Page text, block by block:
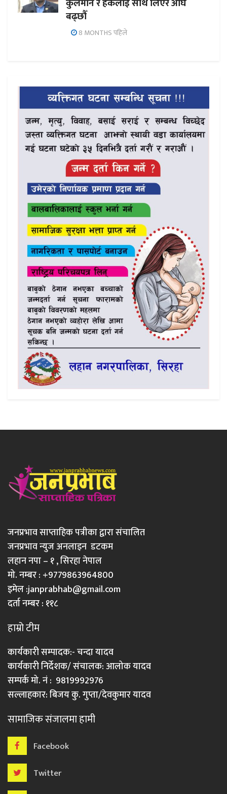
बढ्छौँ
8 MONTHS पहिले
जनप्रभाव साप्ताहिक पत्रीका द्वारा संचालित
जनप्रभाव न्युज अनलाइन डटकम
लहान नपा – १ , सिरहा नेपाल
मो. नम्बर : +9779863964800
इमेल :janprabhab@gmail.com
दर्ता नम्बर : ११८
हाम्रो टीम
कार्यकारी सम्पादक:- चन्दा यादव
कार्यकारी निर्देशक/ संचालक: आलोक यादव
सम्पर्क मो. नं : 9819992976
सल्लाहकार: बिजय कु. गुप्ता/देवकुमार यादव
सामाजिक संजालमा हामी
Facebook
Twitter